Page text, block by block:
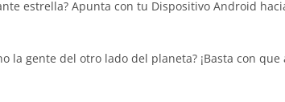
estrella? Apunta con tu Dispositivo Android
la gente del otro lado del planeta? ¡Basta con